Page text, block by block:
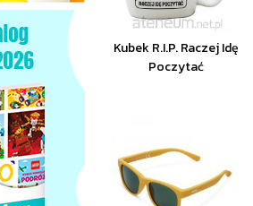
Kubek R.I.P. Raczej Idę
Poczytać